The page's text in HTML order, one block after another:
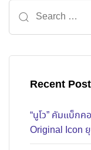
Recent
“นูโว” คัมแบ็ก
Original Icon